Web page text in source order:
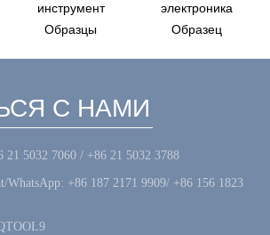
инструмент
Образцы
электроника
Образец
С НАМИ
5032 7060 / +86 21 5032 3788
WhatsApp: +86 187 2171 9909/ +86 156 1823